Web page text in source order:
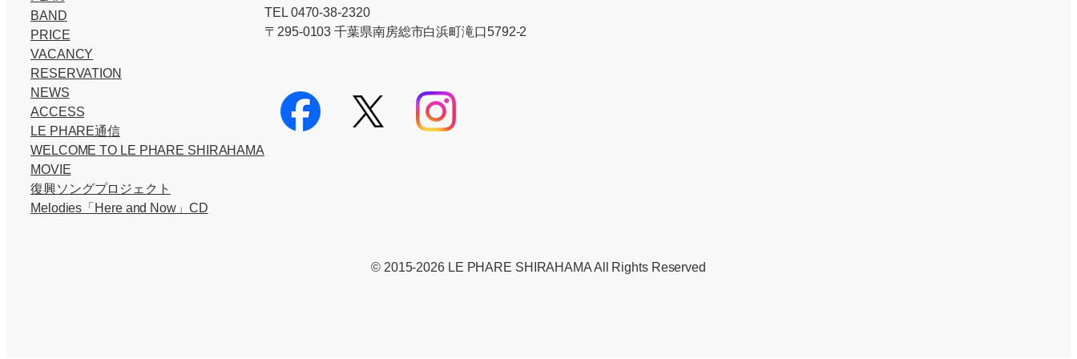
BAND
PRICE
VACANCY
RESERVATION
NEWS
ACCESS
LE PHARE通信
WELCOME TO LE PHARE SHIRAHAMA
MOVIE
復興ソングプロジェクト
Melodies「Here and Now」CD
TEL 0470-38-2320
〒295-0103 千葉県南房総市白浜町滝口5792-2
© 2015-2026 LE PHARE SHIRAHAMA All Rights Reserved